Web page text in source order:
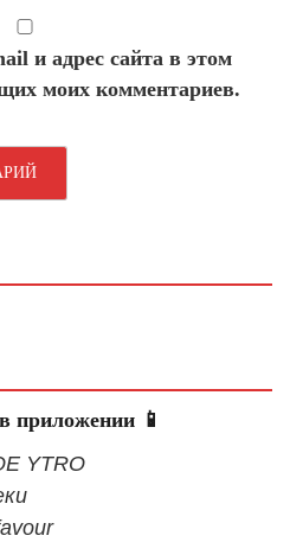
и адрес сайта в этом
моих комментариев.
приложении 📱
YTRO